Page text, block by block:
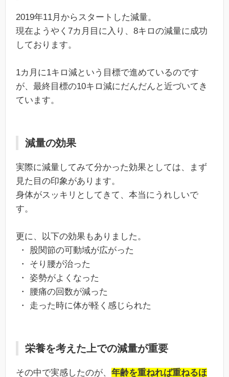
2019年11月からスタートした減量。
現在ようやく7カ月目に入り、8キロの減量に成功
しております。
1カ月に1キロ減という目標で進めているのです
が、最終目標の10キロ減にだんだんと近づいてき
ています。
減量の効果
実際に減量してみて分かった効果としては、まず
見た目の印象があります。
身体がスッキリとしてきて、本当にうれしいで
す。
更に、以下の効果もありました。
・ 股関節の可動域が広がった
・ そり腰が治った
・ 姿勢がよくなった
・ 腰痛の回数が減った
・ 走った時に体が軽く感じられた
栄養を考えた上での減量が重要
その中で実感したのが、 年齢を重ねれば重ねるほ